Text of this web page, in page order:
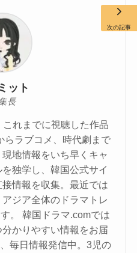
ット
長
れまでに視聴した作品
らラブコメ、時代劇まで
地情報をいち早くキャ
独学し、韓国公式サイ
情報を収集。最近では
ジア全体のドラマトレ
。 韓国ドラマ.comでは
かりやすい情報をお届
毎日情報発信中。3児の
次の記事